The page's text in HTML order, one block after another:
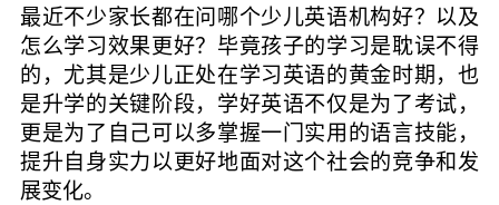
最近不少家长都在问哪个少儿英语机构好？以及
怎么学习效果更好？毕竟孩子的学习是耽误不得
的，尤其是少儿正处在学习英语的黄金时期，也
是升学的关键阶段，学好英语不仅是为了考试，
更是为了自己可以多掌握一门实用的语言技能，
提升自身实力以更好地面对这个社会的竞争和发
展变化。